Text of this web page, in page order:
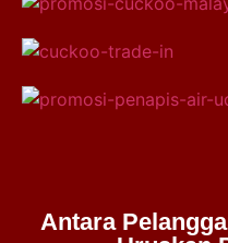
Antara